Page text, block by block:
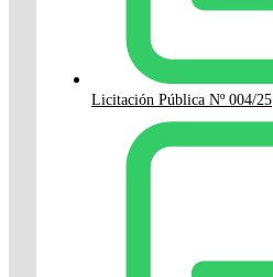
Licitación Pública Nº 004/25